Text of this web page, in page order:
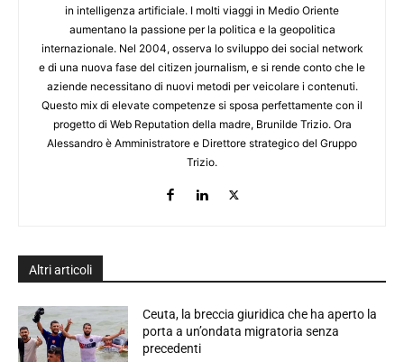
in intelligenza artificiale. I molti viaggi in Medio Oriente
aumentano la passione per la politica e la geopolitica
internazionale. Nel 2004, osserva lo sviluppo dei social network
e di una nuova fase del citizen journalism, e si rende conto che le
aziende necessitano di nuovi metodi per veicolare i contenuti.
Questo mix di elevate competenze si sposa perfettamente con il
progetto di Web Reputation della madre, Brunilde Trizio. Ora
Alessandro è Amministratore e Direttore strategico del Gruppo
Trizio.
Altri articoli
Ceuta, la breccia giuridica che ha aperto la
porta a un’ondata migratoria senza
precedenti